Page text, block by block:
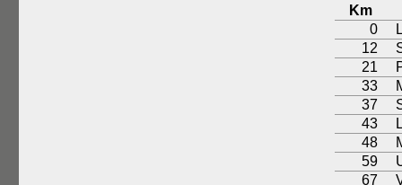
Km
0
12
21
33
37
43
48
59
67